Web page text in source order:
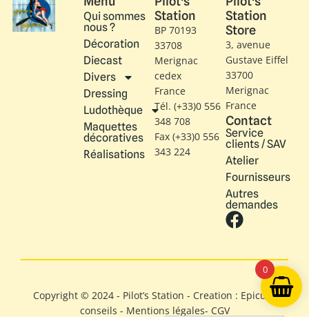
Qui sommes
nous ?
Décoration
Diecast
Divers
Dressing
Ludothèque
Maquettes
décoratives
Réalisations
Station
BP 70193
33708
Merignac
cedex
France
Tél. (+33)0 556
348 708
Fax (+33)0 556
343 224
Station
Store
3, avenue
Gustave Eiffel​
33700
Merignac
France
Contact
Service
clients / SAV
Atelier
Fournisseurs
Autres
demandes
Copyright © 2024 - Pilot’s Station - Creation : Epicure
conseils - Mentions légales- CGV
0